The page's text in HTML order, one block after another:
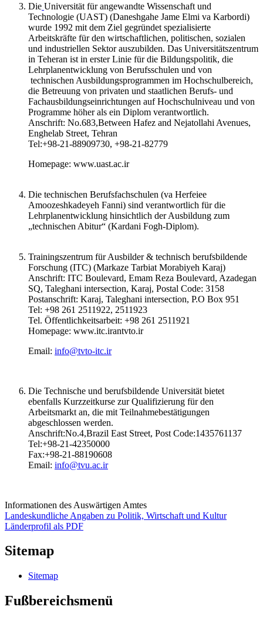
Die Universität für angewandte Wissenschaft und
Technologie (UAST) (Daneshgahe Jame Elmi va Karbordi)
wurde 1992 mit dem Ziel gegründet spezialisierte
Arbeitskräfte für den wirtschaftlichen, politischen, sozialen
und industriellen Sektor auszubilden. Das Universitätszentrum
in Teheran ist in erster Linie für die Bildungspolitik, die
Lehrplanentwicklung von Berufsschulen und von
technischen Ausbildungsprogrammen im Hochschulbereich,
die Betreuung von privaten und staatlichen Berufs- und
Fachausbildungseinrichtungen auf Hochschulniveau und von
Programme höher als ein Diplom verantwortlich.
Anschrift: No.683,Between Hafez and Nejatollahi Avenues,
Enghelab Street, Tehran
Tel:+98-21-88909730, +98-21-82779
Homepage: www.uast.ac.ir
Die technischen Berufsfachschulen (va Herfeiee
Amoozeshkadeyeh Fanni) sind verantwortlich für die
Lehrplanentwicklung hinsichtlich der Ausbildung zum
„technischen Abitur“ (Kardani Fogh-Diplom).
Trainingszentrum für Ausbilder & technisch berufsbildende
Forschung (ITC) (Markaze Tarbiat Morabiyeh Karaj)
Anschrift: ITC Boulevard, Emam Reza Boulevard, Azadegan
SQ, Taleghani intersection, Karaj, Postal Code: 3158
Postanschrift: Karaj, Taleghani intersection, P.O Box 951
Tel: +98 261 2511922, 2511923
Tel. Öffentlichkeitsarbeit: +98 261 2511921
Homepage: www.itc.irantvto.ir
Email: info@tvto-itc.ir
Die Technische und berufsbildende Universität bietet
ebenfalls Kurzzeitkurse zur Qualifizierung für den
Arbeitsmarkt an, die mit Teilnahmebestätigungen
abgeschlossen werden.
Anschrift:No.4,Brazil East Street, Post Code:1435761137
Tel:+98-21-42350000
Fax:+98-21-88190608
Email: info@tvu.ac.ir
Informationen des Auswärtigen Amtes
Landeskundliche Angaben zu Politik, Wirtschaft und Kultur
Länderprofil als PDF
Sitemap
Sitemap
Fußbereichsmenü